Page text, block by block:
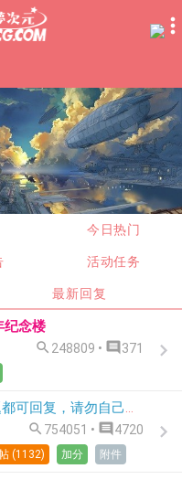
今日热门
活动任务
最新回复
纪念楼
 248809 •  371
【新人疑问楼】什么问题都可回复，请勿自己开贴发问
 754051 •  4720
(1132) 加分 附件